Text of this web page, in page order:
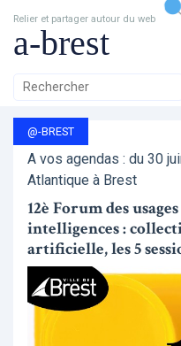
Relier et partager autour du web
a-brest
@-BREST
A vos agendas : du 30
Atlantique à Brest
12è Forum des
intelligences :
artificielle, les 5